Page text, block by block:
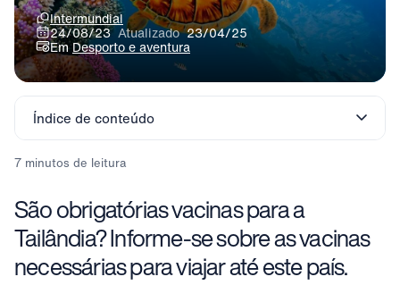
Intermundial
24/08/23 Atualizado23/04/25
EmDesporto e aventura
Índice de conteúdo
7 minutos de leitura
São obrigatórias vacinas para a
Tailândia? Informe-se sobre as vacinas
necessárias para viajar até este país.